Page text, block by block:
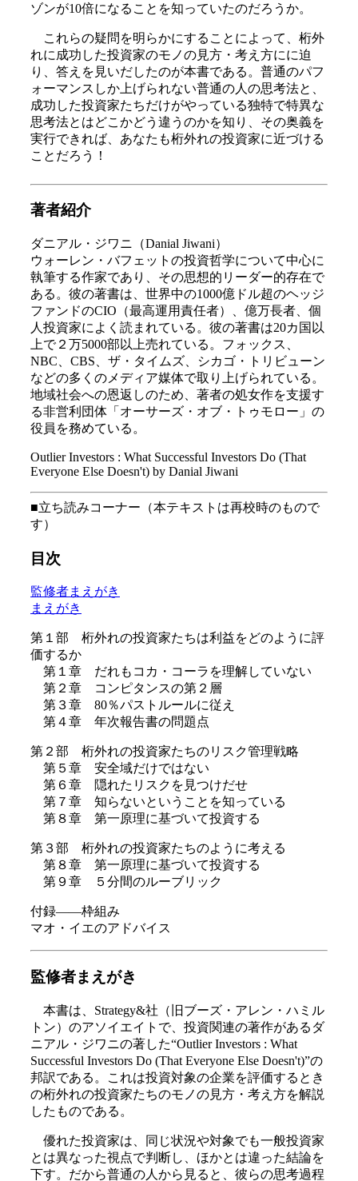
ゾンが10倍になることを知っていたのだろうか。
これらの疑問を明らかにすることによって、桁外
れに成功した投資家のモノの見方・考え方にに迫
り、答えを見いだしたのが本書である。普通のパフ
ォーマンスしか上げられない普通の人の思考法と、
成功した投資家たちだけがやっている独特で特異な
思考法とはどこかどう違うのかを知り、その奥義を
実行できれば、あなたも桁外れの投資家に近づける
ことだろう！
著者紹介
ダニアル・ジワニ（Danial Jiwani）
ウォーレン・バフェットの投資哲学について中心に
執筆する作家であり、その思想的リーダー的存在で
ある。彼の著書は、世界中の1000億ドル超のヘッジ
ファンドのCIO（最高運用責任者）、億万長者、個
人投資家によく読まれている。彼の著書は20カ国以
上で２万5000部以上売れている。フォックス、
NBC、CBS、ザ・タイムズ、シカゴ・トリビューン
などの多くのメディア媒体で取り上げられている。
地域社会への恩返しのため、著者の処女作を支援す
る非営利団体「オーサーズ・オブ・トゥモロー」の
役員を務めている。
Outlier Investors : What Successful Investors Do (That
Everyone Else Doesn't) by Danial Jiwani
■立ち読みコーナー（本テキストは再校時のもので
す）
目次
監修者まえがき
まえがき
第１部 桁外れの投資家たちは利益をどのように評
価するか
第１章 だれもコカ・コーラを理解していない
第２章 コンピタンスの第２層
第３章 80％パストルールに従え
第４章 年次報告書の問題点
第２部 桁外れの投資家たちのリスク管理戦略
第５章 安全域だけではない
第６章 隠れたリスクを見つけだせ
第７章 知らないということを知っている
第８章 第一原理に基づいて投資する
第３部 桁外れの投資家たちのように考える
第８章 第一原理に基づいて投資する
第９章 ５分間のルーブリック
付録――枠組み
マオ・イエのアドバイス
監修者まえがき
本書は、Strategy&社（旧ブーズ・アレン・ハミル
トン）のアソイエイトで、投資関連の著作があるダ
ニアル・ジワニの著した“Outlier Investors : What
Successful Investors Do (That Everyone Else Doesn't)”の
邦訳である。これは投資対象の企業を評価するとき
の桁外れの投資家たちのモノの見方・考え方を解説
したものである。
優れた投資家は、同じ状況や対象でも一般投資家
とは異なった視点で判断し、ほかとは違った結論を
下す。だから普通の人から見ると、彼らの思考過程